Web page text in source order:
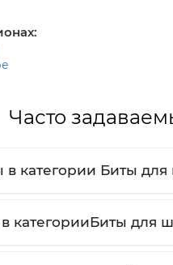
Часто
категории Биты для
категорииБиты для